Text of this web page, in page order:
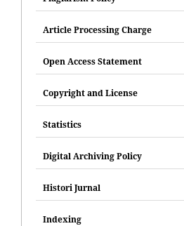
Article Processing Charge
Open Access Statement
Copyright and License
Statistics
Digital Archiving Policy
Histori Jurnal
Indexing